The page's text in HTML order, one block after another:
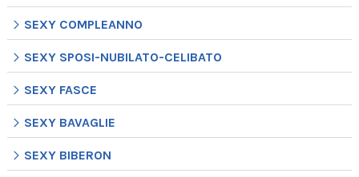
SEXY COMPLEANNO
SEXY SPOSI-NUBILATO-CELIBATO
SEXY FASCE
SEXY BAVAGLIE
SEXY BIBERON